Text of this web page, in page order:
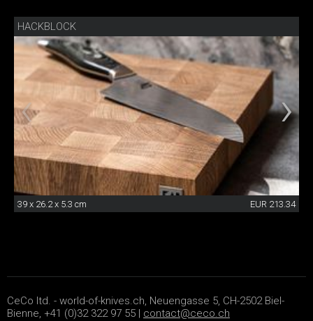
HACKBLOCK
39 x 26.2 x 5.3 cm EUR 213.34
CeCo ltd. - world-of-knives.ch, Neuengasse 5, CH-2502 Biel-
Bienne, +41 (0)32 322 97 55 | contact@ceco.ch